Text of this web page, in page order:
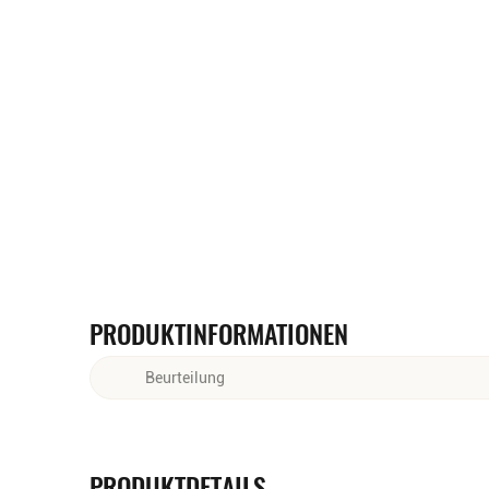
PRODUKTINFORMATIONEN
Beurteilung